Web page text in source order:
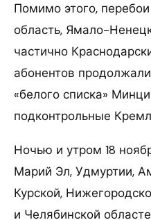
Помимо этого,
область, Ямало-
частично
абонентов
«белого списка»
подконтрольные
Ночью и утром 18
Марий Эл, Удмуртии,
Курской,
и Челябинской